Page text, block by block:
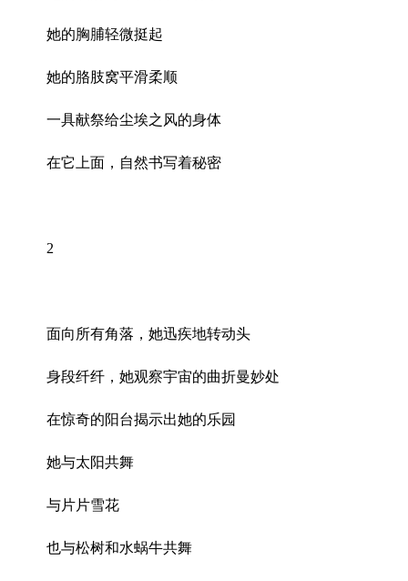
她的胸脯轻微挺起
她的胳肢窝平滑柔顺
一具献祭给尘埃之风的身体
在它上面，自然书写着秘密
2
面向所有角落，她迅疾地转动头
身段纤纤，她观察宇宙的曲折曼妙处
在惊奇的阳台揭示出她的乐园
她与太阳共舞
与片片雪花
也与松树和水蜗牛共舞